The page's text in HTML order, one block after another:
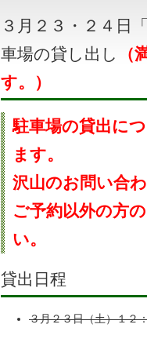
３月２３・２４
車場の貸し出し
（
す。）
駐車場の貸出に
ます。
沢山のお問い合
ご予約以外の方
い。
貸出日程
３月２３日（土）１２